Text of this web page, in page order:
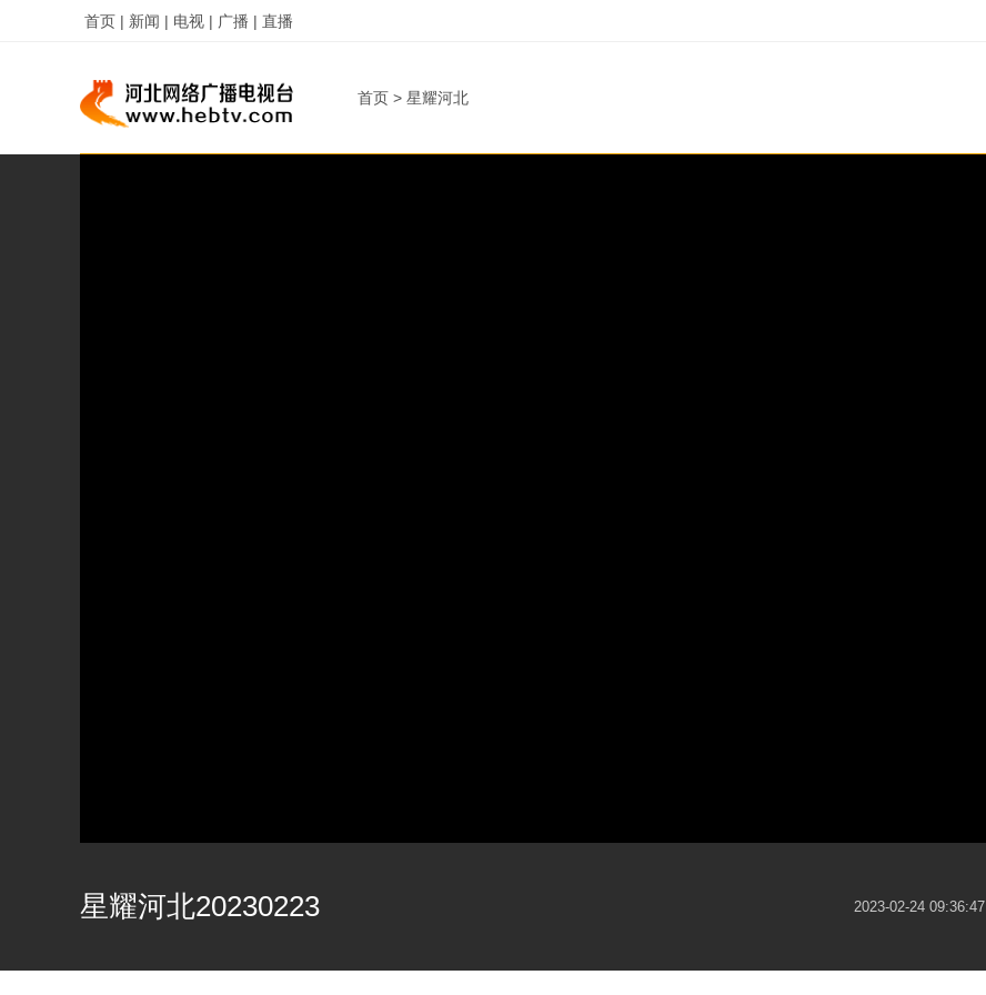
首页 | 新闻 | 电视 | 广播 | 直播
首页 > 星耀河北
星耀河北20230223 2023-02-24 09:36:47